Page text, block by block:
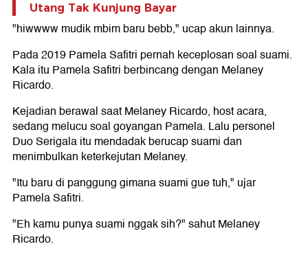
Utang Tak Kunjung Bayar
"hiwwww mudik mbim baru bebb," ucap akun lainnya.
Pada 2019 Pamela Safitri pernah keceplosan soal suami.
Kala itu Pamela Safitri berbincang dengan Melaney
Ricardo.
Kejadian berawal saat Melaney Ricardo, host acara,
sedang melucu soal goyangan Pamela. Lalu personel
Duo Serigala itu mendadak berucap suami dan
menimbulkan keterkejutan Melaney.
"Itu baru di panggung gimana suami gue tuh," ujar
Pamela Safitri.
"Eh kamu punya suami nggak sih?" sahut Melaney
Ricardo.